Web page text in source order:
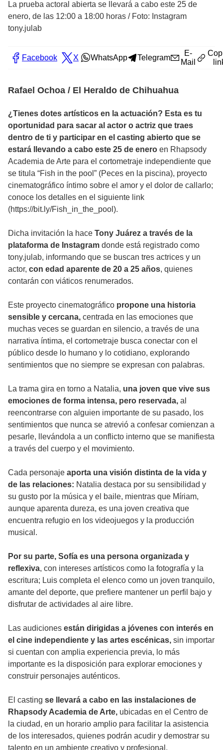
La prueba actoral abierta se llevará a cabo este 25 de
enero, de las 12:00 a 18:00 horas / Foto: Instagram
tony.julab
Facebook X WhatsApp Telegram
E-
Mail
Rafael Ochoa / El Heraldo de Chihuahua
¿Tienes dotes artísticos en la actuación? Esta es tu
oportunidad para sacar al actor o actriz que traes
dentro de ti y participar en el casting abierto que se
estará llevando a cabo este 25 de enero en Rhapsody
Academia de Arte para el cortometraje independiente que
se titula “Fish in the pool” (Peces en la piscina), proyecto
cinematográfico íntimo sobre el amor y el dolor de callarlo;
conoce los detalles en el siguiente link
(https://bit.ly/Fish_in_the_pool).
Dicha invitación la hace Tony Juárez a través de la
plataforma de Instagram donde está registrado como
tony.julab, informando que se buscan tres actrices y un
actor, con edad aparente de 20 a 25 años, quienes
contarán con viáticos renumerados.
Este proyecto cinematográfico propone una historia
sensible y cercana, centrada en las emociones que
muchas veces se guardan en silencio, a través de una
narrativa íntima, el cortometraje busca conectar con el
público desde lo humano y lo cotidiano, explorando
sentimientos que no siempre se expresan con palabras.
La trama gira en torno a Natalia, una joven que vive sus
emociones de forma intensa, pero reservada, al
reencontrarse con alguien importante de su pasado, los
sentimientos que nunca se atrevió a confesar comienzan a
pesarle, llevándola a un conflicto interno que se manifiesta
a través del cuerpo y el movimiento.
Cada personaje aporta una visión distinta de la vida y
de las relaciones: Natalia destaca por su sensibilidad y
su gusto por la música y el baile, mientras que Míriam,
aunque aparenta dureza, es una joven creativa que
encuentra refugio en los videojuegos y la producción
musical.
Por su parte, Sofía es una persona organizada y
reflexiva, con intereses artísticos como la fotografía y la
escritura; Luis completa el elenco como un joven tranquilo,
amante del deporte, que prefiere mantener un perfil bajo y
disfrutar de actividades al aire libre.
Las audiciones están dirigidas a jóvenes con interés en
el cine independiente y las artes escénicas, sin importar
si cuentan con amplia experiencia previa, lo más
importante es la disposición para explorar emociones y
construir personajes auténticos.
El casting se llevará a cabo en las instalaciones de
Rhapsody Academia de Arte, ubicadas en el Centro de
la ciudad, en un horario amplio para facilitar la asistencia
de los interesados, quienes podrán acudir y demostrar su
talento en un ambiente creativo y profesional.